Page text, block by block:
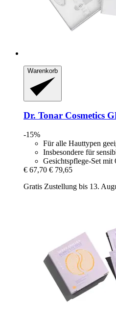
Warenkorb
Dr. Tonar Cosmetics
-15%
Für alle Hauttypen
Insbesondere für
Gesichtspflege-Set mit
€ 67,70 € 79,65
Gratis Zustellung bis 13.